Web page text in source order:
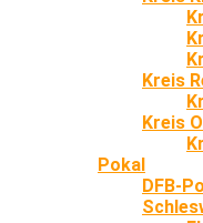
Kreis
Kreis
Pokal
DFB-